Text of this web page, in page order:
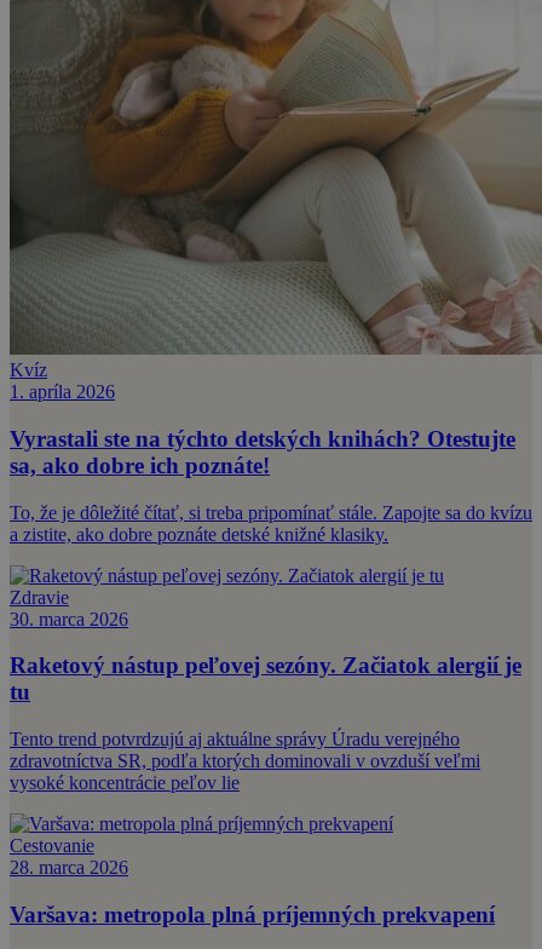
Kvíz
1. apríla 2026
Vyrastali ste na týchto detských knihách? Otestujte
sa, ako dobre ich poznáte!
To, že je dôležité čítať, si treba pripomínať stále. Zapojte sa do kvízu
a zistite, ako dobre poznáte detské knižné klasiky.
Zdravie
30. marca 2026
Raketový nástup peľovej sezóny. Začiatok alergií je
tu
Tento trend potvrdzujú aj aktuálne správy Úradu verejného
zdravotníctva SR, podľa ktorých dominovali v ovzduší veľmi
vysoké koncentrácie peľov lie
Cestovanie
28. marca 2026
Varšava: metropola plná príjemných prekvapení